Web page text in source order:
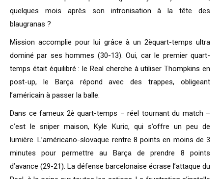
quelques mois après son intronisation à la tête des
blaugranas ?
Mission accomplie pour lui grâce à un 2èquart-temps ultra
dominé par ses hommes (30-13). Oui, car le premier quart-
temps était équilibré : le Real cherche à utiliser Thompkins en
post-up, le Barça répond avec des trappes, obligeant
l’américain à passer la balle.
Dans ce fameux 2è quart-temps – réel tournant du match –
c’est le sniper maison, Kyle Kuric, qui s’offre un peu de
lumière. L’américano-slovaque rentre 8 points en moins de 3
minutes pour permettre au Barça de prendre 8 points
d’avance (29-21). La défense barcelonaise écrase l’attaque du